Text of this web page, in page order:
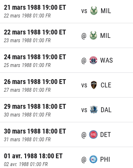
21 mars 1988 19:00ET
22 mars 1988 01:00 FR
vs MIL
22 mars 1988 19:00ET
23 mars 1988 01:00 FR
@ MIL
24 mars 1988 19:00ET
25 mars 1988 01:00 FR
@ WAS
26 mars 1988 19:00ET
27 mars 1988 01:00 FR
vs CLE
29 mars 1988 18:00ET
30 mars 1988 01:00 FR
vs DAL
30 mars 1988 18:00ET
31 mars 1988 01:00 FR
@ DET
01 avr. 1988 18:00ET
02 avr. 1988 01:00 FR
@ PHI